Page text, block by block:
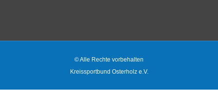
© Alle Rechte vorbehalten
Kreissportbund Osterholz e.V.